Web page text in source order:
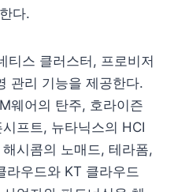
다.
티스 클러스터, 프로비저
관리 기능을 제공한다.
웨어의 탄주, 호라이즌
프트, 뉴타닉스의 HCI
시콤의 노매드, 테라폼,
라우드와 KT 클라우드